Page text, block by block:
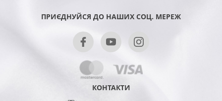
ПРИЄДНУЙСЯ ДО НАШИХ СОЦ. МЕРЕЖ
КОНТАКТИ